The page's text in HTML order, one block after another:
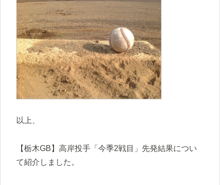
以上、
【栃木GB】高岸投手「今季2戦目」先発結果につい
て紹介しました。